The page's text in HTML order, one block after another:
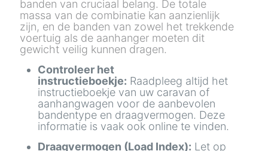
banden van cruciaal belang. De totale
massa van de combinatie kan aanzienlijk
zijn, en de banden van zowel het trekkende
voertuig als de aanhanger moeten dit
gewicht veilig kunnen dragen.
Controleer het
instructieboekje: Raadpleeg altijd het
instructieboekje van uw caravan of
aanhangwagen voor de aanbevolen
bandentype en draagvermogen. Deze
informatie is vaak ook online te vinden.
Draagvermogen (Load Index): Let op